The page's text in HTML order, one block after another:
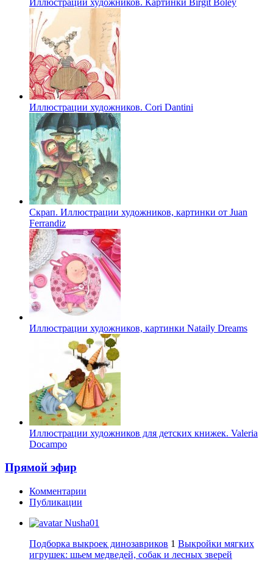
Иллюстрации художников. Cori Dantini
Скрап. Иллюстрации художников, картинки от Juan
Ferrandiz
Иллюстрации художников, картинки Nataily Dreams
Иллюстрации художников для детских книжек. Valeria
Docampo
Прямой эфир
Комментарии
Публикации
Nusha01
Подборка выкроек динозавриков 1 Выкройки мягких
игрушек: шьем медведей, собак и лесных зверей